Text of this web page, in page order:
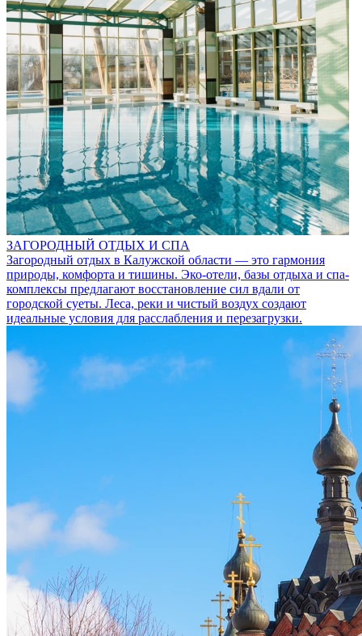
ЗАГОРОДНЫЙ ОТДЫХ И СПА
Загородный отдых в Калужской области — это гармония
природы, комфорта и тишины. Эко-отели, базы отдыха и спа-
комплексы предлагают восстановление сил вдали от
городской суеты. Леса, реки и чистый воздух создают
идеальные условия для расслабления и перезагрузки.